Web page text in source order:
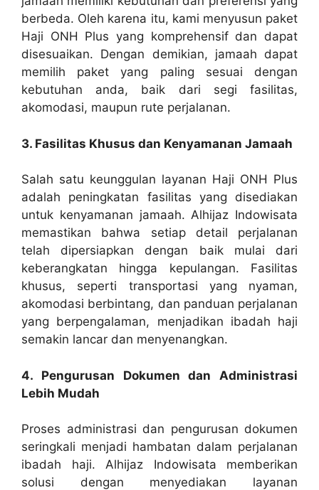
berbeda. Oleh karena itu, kami menyusun paket
Haji ONH Plus yang komprehensif dan dapat
disesuaikan. Dengan demikian, jamaah dapat
memilih paket yang paling sesuai dengan
kebutuhan anda, baik dari segi fasilitas,
akomodasi, maupun rute perjalanan.
3. Fasilitas Khusus dan Kenyamanan Jamaah
Salah satu keunggulan layanan Haji ONH Plus
adalah peningkatan fasilitas yang disediakan
untuk kenyamanan jamaah. Alhijaz Indowisata
memastikan bahwa setiap detail perjalanan
telah dipersiapkan dengan baik mulai dari
keberangkatan hingga kepulangan. Fasilitas
khusus, seperti transportasi yang nyaman,
akomodasi berbintang, dan panduan perjalanan
yang berpengalaman, menjadikan ibadah haji
semakin lancar dan menyenangkan.
4. Pengurusan Dokumen dan Administrasi
Lebih Mudah
Proses administrasi dan pengurusan dokumen
seringkali menjadi hambatan dalam perjalanan
ibadah haji. Alhijaz Indowisata memberikan
solusi dengan menyediakan layanan